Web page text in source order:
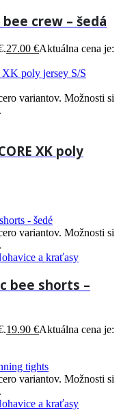
crew – šedá
27.00 €Aktuálna cena je:
variantov. Možnosti si
XK poly
variantov. Možnosti si
a kraťasy
bee shorts –
19.90 €Aktuálna cena je:
variantov. Možnosti si
a kraťasy